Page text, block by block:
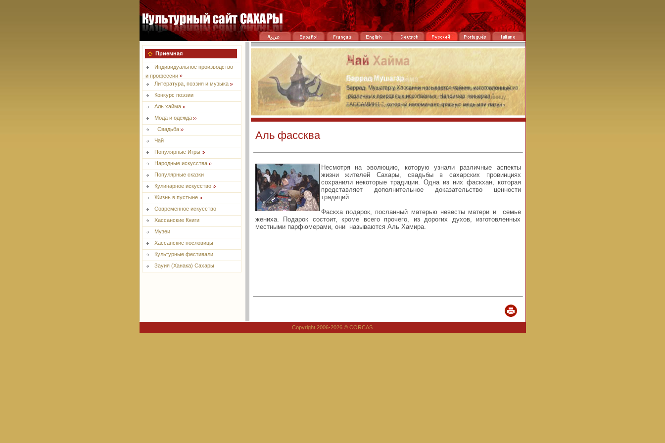
Приемная
Индивидуальное производство
и профессии
Литература, поэзия и музыка
Конкурс поэзии
Aль хайма
Мода и одежда
Свадьба
Чай
Популярные Игры
Народные искусства
Популярные сказки
Кулинарное искусство
Жизнь в пустыне
Современное искусство
Хассанские Книги
Музеи
Хассанские пословицы
Культурные фестивали
Зауия (Ханака) Сахары
Аль фассквa
Несмотря на эволюцию, которую узнали различные аспекты
жизни жителей Сахары, свадьбы в сахарских провинциях
сохранили некоторые традиции. Одна из них фаскхан, которая
представляет дополнительное доказательство ценности
традиций.
Фаскха подарок, посланный матерью невесты матери и семье
жениха. Подарок состоит, кроме всего прочего, из дорогих духов, изготовленных
местными парфюмерами, они называются Аль Хамира.
Copyright 2006-2026 © CORCAS